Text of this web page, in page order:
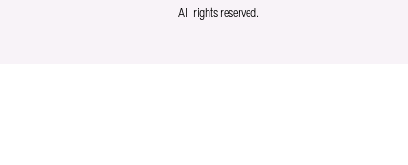
All rights reserved.